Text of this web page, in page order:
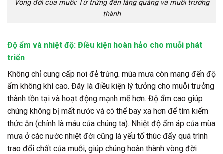
Vòng đời của muỗi: Từ trứng đến lăng quăng và muỗi trưởng
thành
Độ ẩm và nhiệt độ: Điều kiện hoàn hảo cho muỗi phát
triển
Không chỉ cung cấp nơi đẻ trứng, mùa mưa còn mang đến độ
ẩm không khí cao. Đây là điều kiện lý tưởng cho muỗi trưởng
thành tồn tại và hoạt động mạnh mẽ hơn. Độ ẩm cao giúp
chúng không bị mất nước và có thể bay xa hơn để tìm kiếm
thức ăn (chính là máu của chúng ta). Nhiệt độ ấm áp của mùa
mưa ở các nước nhiệt đới cũng là yếu tố thúc đẩy quá trình
trao đổi chất của muỗi, giúp chúng hoàn thành vòng đời